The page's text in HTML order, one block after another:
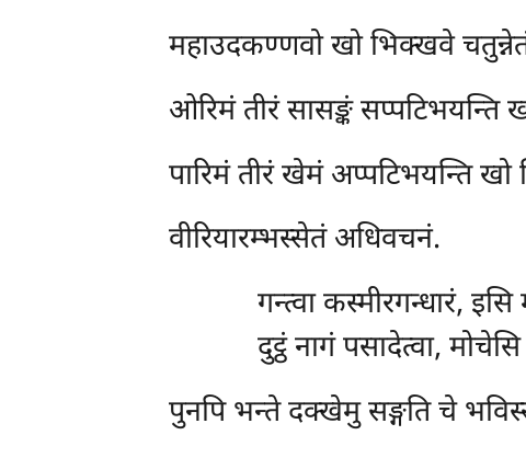
महाउदकण्णवोखो भिक्खवे
ओरिमंतीरं सासङ्कं
पारिमंतीरं खेमं अप्पटिभयन्ति
वीरियारम्भस्सेतं अधिवचनं.
गन्त्वाकस्मीरगन्धारं,
दुट्ठं नागं पसादेत्वा,
पुनपि भन्ते दक्खेमु सङ्गति चे